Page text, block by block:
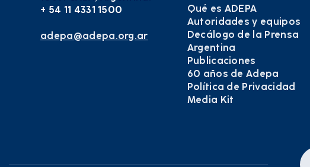
+ 54 11 4331 1500
adepa@adepa.org.ar
Qué es ADEPA
Autoridades y equipos
Decálogo de la Prensa
Argentina
Publicaciones
60 años de Adepa
Política de Privacidad
Media Kit